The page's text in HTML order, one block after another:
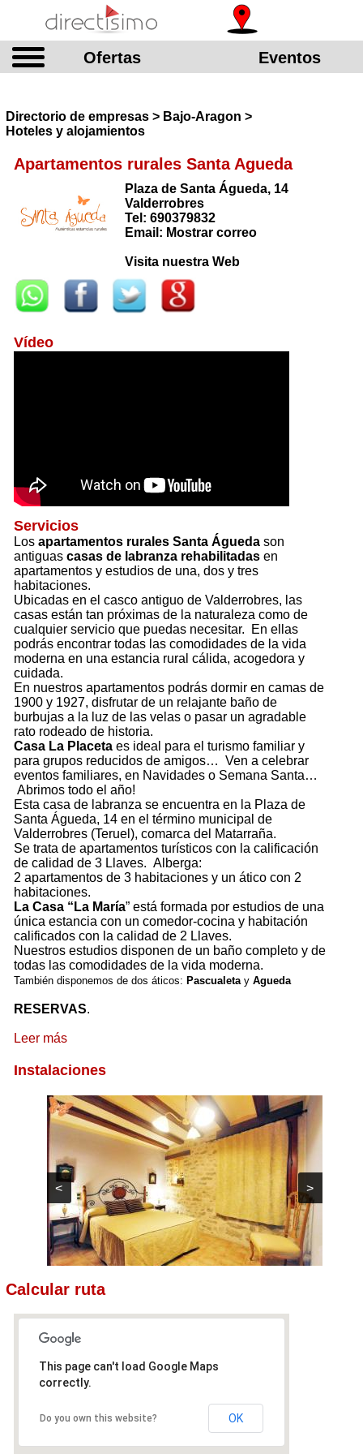
Ofertas Eventos
Directorio de empresas > Bajo-Aragon >
Hoteles y alojamientos
Apartamentos rurales Santa Agueda
Plaza de Santa Águeda, 14
Valderrobres
Tel: 690379832
Email: Mostrar correo
Visita nuestra Web
Vídeo
Servicios
Los apartamentos rurales Santa Águeda son
antiguas casas de labranza rehabilitadas en
apartamentos y estudios de una, dos y tres
habitaciones.
Ubicadas en el casco antiguo de Valderrobres, las
casas están tan próximas de la naturaleza como de
cualquier servicio que puedas necesitar. En ellas
podrás encontrar todas las comodidades de la vida
moderna en una estancia rural cálida, acogedora y
cuidada.
En nuestros apartamentos podrás dormir en camas de
1900 y 1927, disfrutar de un relajante baño de
burbujas a la luz de las velas o pasar un agradable
rato rodeado de historia.
Casa La Placeta es ideal para el turismo familiar y
para grupos reducidos de amigos… Ven a celebrar
eventos familiares, en Navidades o Semana Santa…
Abrimos todo el año!
Esta casa de labranza se encuentra en la Plaza de
Santa Águeda, 14 en el término municipal de
Valderrobres (Teruel), comarca del Matarraña.
Se trata de apartamentos turísticos con la calificación
de calidad de 3 Llaves. Alberga:
2 apartamentos de 3 habitaciones y un ático con 2
habitaciones.
La Casa “La María” está formada por estudios de una
única estancia con un comedor-cocina y habitación
calificados con la calidad de 2 Llaves.
Nuestros estudios disponen de un baño completo y de
todas las comodidades de la vida moderna.
También disponemos de dos áticos: Pascualetay Agueda
RESERVAS.
Leer más
Instalaciones
< >
Calcular ruta
This page can't load Google Maps
correctly.
Do you own this website? OK